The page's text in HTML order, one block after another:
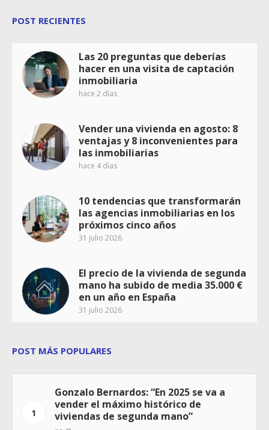
POST RECIENTES
Las 20 preguntas que deberías
hacer en una visita de captación
inmobiliaria
hace 2 días
Vender una vivienda en agosto: 8
ventajas y 8 inconvenientes para
las inmobiliarias
hace 4 días
10 tendencias que transformarán
las agencias inmobiliarias en los
próximos cinco años
31 julio 2026
El precio de la vivienda de segunda
mano ha subido de media 35.000 €
en un año en España
31 julio 2026
POST MÁS POPULARES
1
Gonzalo Bernardos: “En 2025 se va a
vender el máximo histórico de
viviendas de segunda mano”